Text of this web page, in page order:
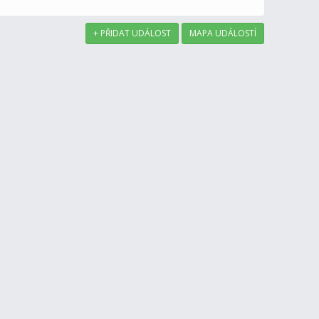
+ PŘIDAT UDÁLOST MAPA UDÁLOSTÍ